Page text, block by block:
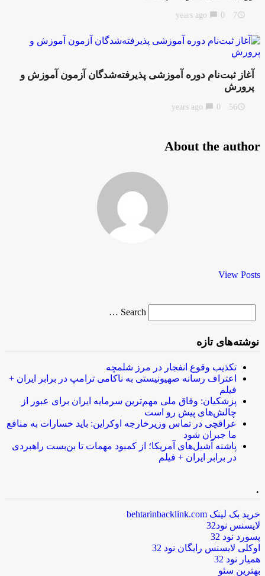
access_time
7 years ago
chat_bubble
آغاز ثبت‌نام دوره آموزشی پذیرفته‌شدگان آزمون آموزش و
پرورش
access_time
56 years ago
chat_bubble
About the author
View Posts
for
Search …
نوشته‌های تازه
تکذیب وقوع انفجار در مرز شلمچه
اعتراف رسانه صهیونیستی به ناکامی ترامپ در برابر ایران +
فیلم
پزشکیان: وفاق ملی مهم‌ترین سرمایه ایران برای عبور از
چالش‌های پیش رو است
عراقچی در تماس وزیرخارجه اوکراین: باید خسارات به منافع
ما جبران شود
پاشنه آشیل‌های آمریکا؛ از کمبود مهمات تا بن‌بست راهبردی
در برابر ایران + فیلم
خرید بک لینک behtarinbacklink.com
لایسنس نود32
پسورد نود 32
اوکلی لایسنس رایگان نود 32
همیار نود 32
بهترین سئو